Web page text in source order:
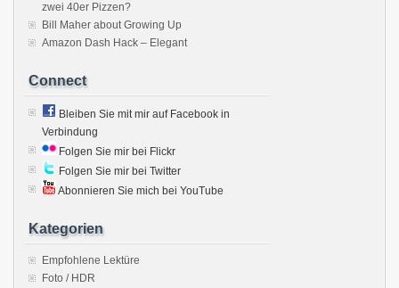
zwei 40er Pizzen?
Bill Maher about Growing Up
Amazon Dash Hack – Elegant
Connect
Bleiben Sie mit mir auf Facebook in
Verbindung
Folgen Sie mir bei Flickr
Folgen Sie mir bei Twitter
Abonnieren Sie mich bei YouTube
Kategorien
Empfohlene Lektüre
Foto / HDR